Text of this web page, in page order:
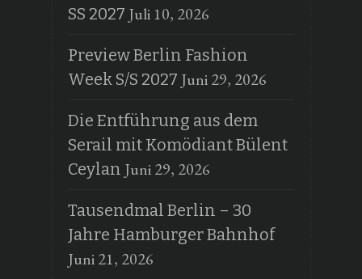
SS 2027 Juli 10, 2026
Preview Berlin Fashion
Week S/S 2027 Juni 29, 2026
Die Entführung aus dem
Serail mit Komödiant Bülent
Ceylan Juni 29, 2026
Tausendmal Berlin – 30
Jahre Hamburger Bahnhof
Juni 21, 2026